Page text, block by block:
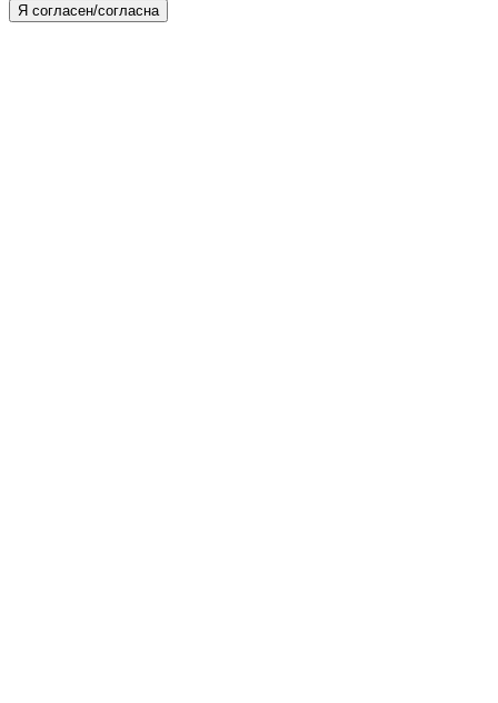
Я согласен/согласна